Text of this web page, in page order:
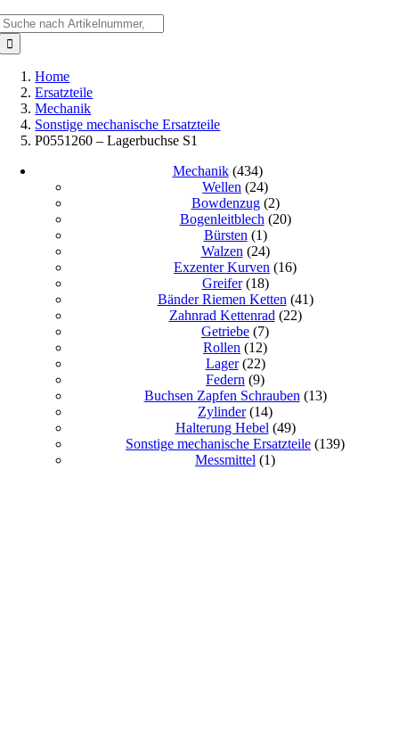
Home
Ersatzteile
Mechanik
Sonstige mechanische Ersatzteile
P0551260 – Lagerbuchse S1
Mechanik (434)
Wellen (24)
Bowdenzug (2)
Bogenleitblech (20)
Bürsten (1)
Walzen (24)
Exzenter Kurven (16)
Greifer (18)
Bänder Riemen Ketten (41)
Zahnrad Kettenrad (22)
Getriebe (7)
Rollen (12)
Lager (22)
Federn (9)
Buchsen Zapfen Schrauben (13)
Zylinder (14)
Halterung Hebel (49)
Sonstige mechanische Ersatzteile (139)
Messmittel (1)